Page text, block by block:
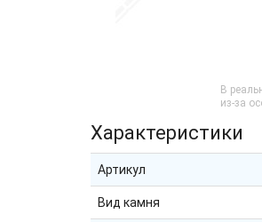
В
из-за
Характеристики
Артикул
Вид камня